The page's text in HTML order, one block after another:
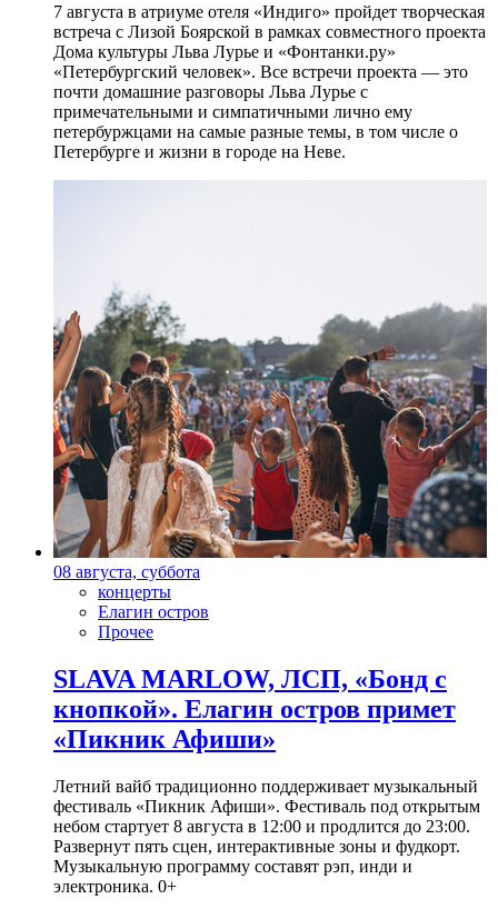
7 августа в атриуме отеля «Индиго» пройдет творческая
встреча с Лизой Боярской в рамках совместного проекта
Дома культуры Льва Лурье и «Фонтанки.ру»
«Петербургский человек». Все встречи проекта — это
почти домашние разговоры Льва Лурье с
примечательными и симпатичными лично ему
петербуржцами на самые разные темы, в том числе о
Петербурге и жизни в городе на Неве.
08 августа, суббота
концерты
Елагин остров
Прочее
SLAVA MARLOW, ЛСП, «Бонд с
кнопкой». Елагин остров примет
«Пикник Афиши»
Летний вайб традиционно поддерживает музыкальный
фестиваль «Пикник Афиши». Фестиваль под открытым
небом стартует 8 августа в 12:00 и продлится до 23:00.
Развернут пять сцен, интерактивные зоны и фудкорт.
Музыкальную программу составят рэп, инди и
электроника. 0+